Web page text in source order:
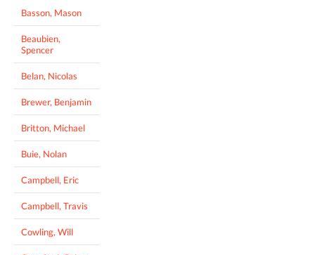
Basson, Mason
Beaubien,
Spencer
Belan, Nicolas
Brewer, Benjamin
Britton, Michael
Buie, Nolan
Campbell, Eric
Campbell, Travis
Cowling, Will